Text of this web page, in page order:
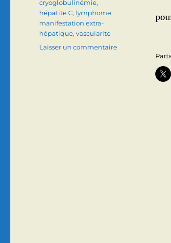
Étiquettes
cryoglobulinémie,
hépatite C, lymphome,
manifestation extra-
hépatique,vascularite
Laisser un commentairesur